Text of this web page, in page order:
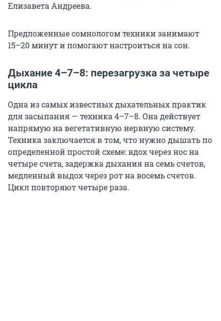
Елизавета Андреева.
Предложенные сомнологом техники занимают
15–20 минут и помогают настроиться на сон.
Дыхание 4–7–8: перезагрузка за четыре
цикла
Одна из самых известных дыхательных практик
для засыпания — техника 4–7–8. Она действует
напрямую на вегетативную нервную систему.
Техника заключается в том, что нужно дышать по
определенной простой схеме: вдох через нос на
четыре счета, задержка дыхания на семь счетов,
медленный выдох через рот на восемь счетов.
Цикл повторяют четыре раза.